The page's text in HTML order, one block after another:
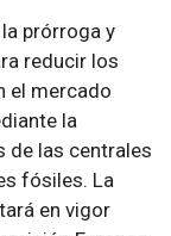
prórroga y
reducir los
el mercado
la
de las centrales
fósiles. La
en vigor